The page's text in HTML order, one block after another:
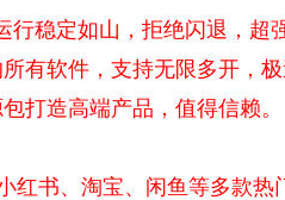
定如山，拒绝闪退，超强
软件，支持无限多开，极
造高端产品，值得信赖。
书、淘宝、闲鱼等多款热